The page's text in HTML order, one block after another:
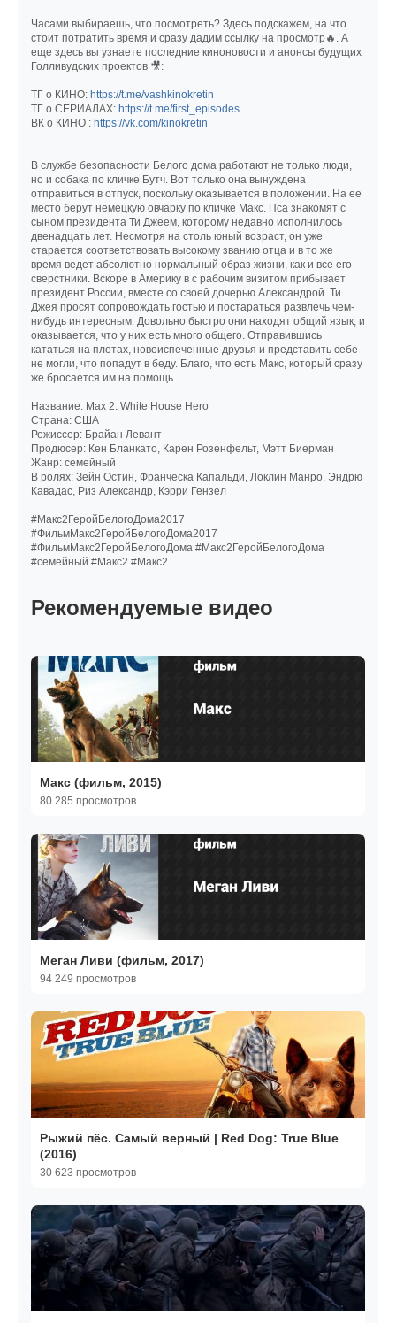
Часами выбираешь, что посмотреть? Здесь подскажем, на что
стоит потратить время и сразу дадим ссылку на просмотр🔥. А
еще здесь вы узнаете последние киноновости и анонсы будущих
Голливудских проектов 🎥:
ТГ о КИНО: https://t.me/vashkinokretin
ТГ о СЕРИАЛАХ: https://t.me/first_episodes
ВК о КИНО : https://vk.com/kinokretin
В службе безопасности Белого дома работают не только люди,
но и собака по кличке Бутч. Вот только она вынуждена
отправиться в отпуск, поскольку оказывается в положении. На ее
место берут немецкую овчарку по кличке Макс. Пса знакомят с
сыном президента Ти Джеем, которому недавно исполнилось
двенадцать лет. Несмотря на столь юный возраст, он уже
старается соответствовать высокому званию отца и в то же
время ведет абсолютно нормальный образ жизни, как и все его
сверстники. Вскоре в Америку в с рабочим визитом прибывает
президент России, вместе со своей дочерью Александрой. Ти
Джея просят сопровождать гостью и постараться развлечь чем-
нибудь интересным. Довольно быстро они находят общий язык, и
оказывается, что у них есть много общего. Отправившись
кататься на плотах, новоиспеченные друзья и представить себе
не могли, что попадут в беду. Благо, что есть Макс, который сразу
же бросается им на помощь.
Название: Max 2: White House Hero
Страна: США
Режиссер: Брайан Левант
Продюсер: Кен Бланкато, Карен Розенфельт, Мэтт Биерман
Жанр: семейный
В ролях: Зейн Остин, Франческа Капальди, Локлин Манро, Эндрю
Кавадас, Риз Александр, Кэрри Гензел
#Макс2ГеройБелогоДома2017
#ФильмМакс2ГеройБелогоДома2017
#ФильмМакс2ГеройБелогоДома #Макс2ГеройБелогоДома
#семейный #Макс2 #Макс2
Рекомендуемые видео
Макс (фильм, 2015)
80 285 просмотров
Меган Ливи (фильм, 2017)
94 249 просмотров
Рыжий пёс. Самый верный | Red Dog: True Blue
(2016)
30 623 просмотров